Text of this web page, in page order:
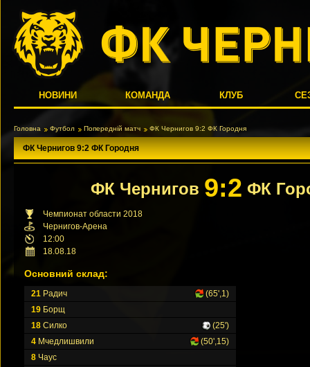
НОВИНИ КОМАНДА КЛУБ
Головна Футбол Попередній матч ФК Чернигов 9:2 ФК Городня
ФК Чернигов 9:2 ФК Городня
ФК Чернигов 9:2 ФК
Чемпионат области 2018
Чернигов-Арена
12:00
18.08.18
Основний склад:
21 Радич
(65',1)
19 Борщ
18 Силко
(25')
4 Мчедлишвили
(50',15)
8 Чаус